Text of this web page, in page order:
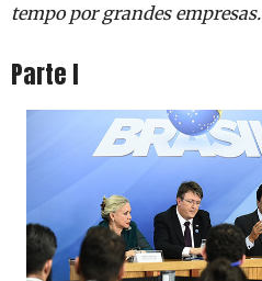
tempo por grandes empresas.
Parte I